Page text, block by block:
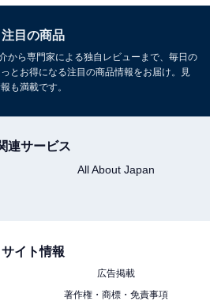
記事公開時のものです。あらか
注目の商品
から専門家による独自レビューまで、毎日の
とお得になる注目の商品情報をお届け。見
も満載です。
連サービス
All About Japan
サイト情報
広告掲載
著作権・商標・免責事項